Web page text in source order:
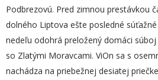
Podbrezovú. Pred zimnou prestávkou
dolného Liptova ešte posledné
nedeľu odohrá preložený domáci
so Zlatými Moravcami. ViOn sa s
nachádza na priebežnej desiatej